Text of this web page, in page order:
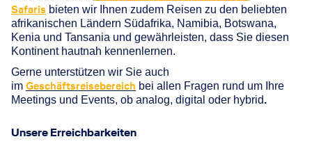
Safaris bieten wir Ihnen zudem Reisen zu den beliebten
afrikanischen Ländern Südafrika, Namibia, Botswana,
Kenia und Tansania und gewährleisten, dass Sie diesen
Kontinent hautnah kennenlernen.
Gerne unterstützen wir Sie auch
im Geschäftsreisebereich bei allen Fragen rund um Ihre
Meetings und Events, ob analog, digital oder hybrid.
Unsere Erreichbarkeiten